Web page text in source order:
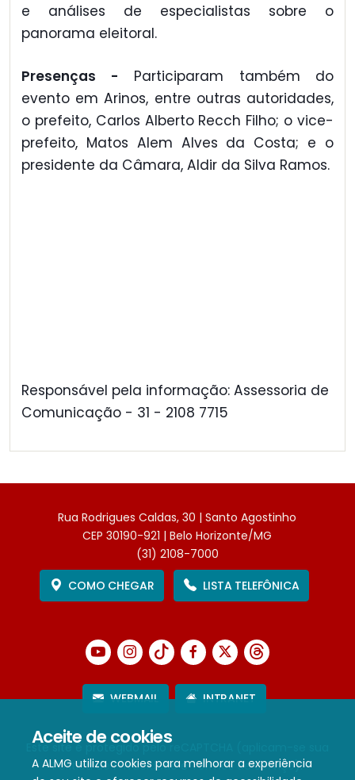
Aceite de cookies
A ALMG utiliza cookies para melhorar a experiência
e análises de especialistas sobre o
panorama eleitoral.
Presenças - Participaram também do
evento em Arinos, entre outras autoridades,
o prefeito, Carlos Alberto Recch Filho; o vice-
prefeito, Matos Alem Alves da Costa; e o
presidente da Câmara, Aldir da Silva Ramos.
Responsável pela informação: Assessoria de
Comunicação - 31 - 2108 7715
Rua Rodrigues Caldas, 30 | Santo Agostinho
CEP 30190-921 | Belo Horizonte/MG
(31) 2108-7000
COMO CHEGAR
LISTA TELEFÔNICA
WEBMAIL INTRANET
Este site é protegido pelo reCAPTCHA (aplicam-se sua
Política de PrivacidadeeTermos de Serviço).